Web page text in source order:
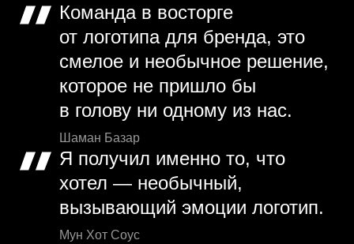
Команда в восторге
от логотипа для бренда, это
смелое и необычное решение,
которое не пришло бы
в голову ни одному из нас.
Шаман Базар
Я получил именно то, что
хотел — необычный,
вызывающий эмоции логотип.
Мун Хот Соус